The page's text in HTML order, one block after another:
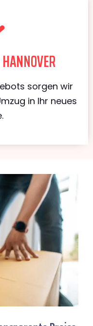
sorgen wir
in Ihr neues